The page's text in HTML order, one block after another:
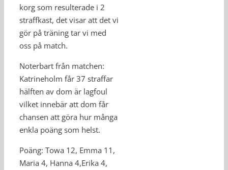
korg som resulterade i 2
straffkast, det visar att det vi
gör på träning tar vi med
oss på match.
Noterbart från matchen:
Katrineholm får 37 straffar
hälften av dom är lagfoul
vilket innebär att dom får
chansen att göra hur många
enkla poäng som helst.
Poäng: Towa 12, Emma 11,
Maria 4, Hanna 4,Erika 4,